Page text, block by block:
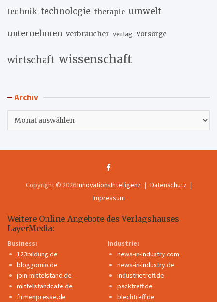
technik technologie therapie umwelt
unternehmen verbraucher verlag vorsorge
wirtschaft wissenschaft
Archiv
Copyright © 2026InnovationsIntelligenz
Datenschutz
Impressum
Weitere Online-Angebote des Verlagshauses
LayerMedia:
Business:
123bildung.de
bloggomio.de
join-mittelstand.de
mittelstandcafe.de
firmenpresse.de
Industrie:
news-in-industry.com
news-in-industry.de
industrietreff.de
packtreff.de
blechtreff.de